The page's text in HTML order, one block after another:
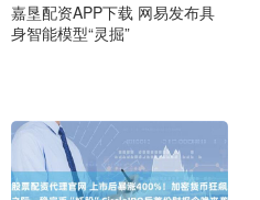
嘉垦配资APP下载 网易发布具
身智能模型“灵掘”